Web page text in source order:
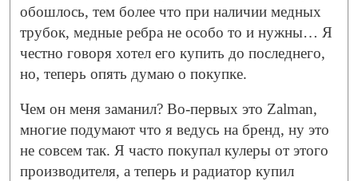
обошлось, тем более что при наличии медных
трубок, медные ребра не особо то и нужны… Я
честно говоря хотел его купить до последнего,
но, теперь опять думаю о покупке.
Чем он меня заманил? Во-первых это Zalman,
многие подумают что я ведусь на бренд, ну это
не совсем так. Я часто покупал кулеры от этого
производителя, а теперь и радиатор купил